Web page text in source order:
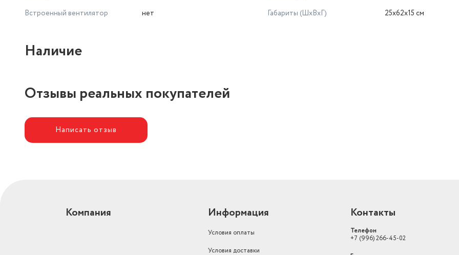
Встроенный вентилятор
нет
Габариты (ШхВхГ)
25х62х15 см
Наличие
Отзывы реальных покупателей
Написать отзыв
Компания Информация
Условия оплаты
Условия доставки
Контакты
Телефон
+7 (996) 266-45-02